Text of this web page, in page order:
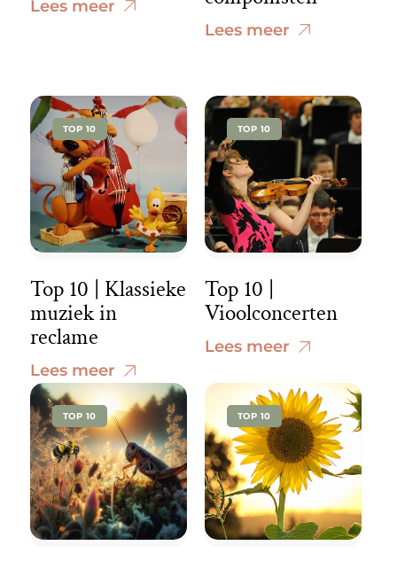
Lees meer
Lees meer
TOP 10
Top 10 | Klassieke
muziek in
reclame
Lees meer
TOP 10
Top 10 |
Vioolconcerten
Lees meer
TOP 10 TOP 10